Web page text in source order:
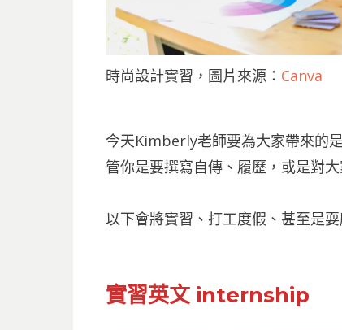
時尚設計實習，圖片來源： Canva
今天Kimberly老師要為大家帶來的
管你是要撰寫自傳、履歷，或是對
以下會將實習、打工度假、甚至是
實習英文 internship